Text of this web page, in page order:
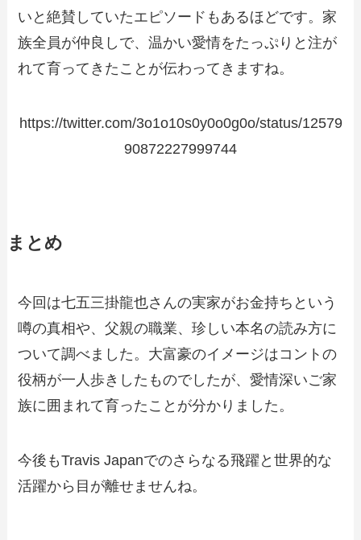
いと絶賛していたエピソードもあるほどです。家
族全員が仲良しで、温かい愛情をたっぷりと注が
れて育ってきたことが伝わってきますね。
https://twitter.com/3o1o10s0y0o0g0o/status/12579
90872227999744
まとめ
今回は七五三掛龍也さんの実家がお金持ちという
噂の真相や、父親の職業、珍しい本名の読み方に
ついて調べました。大富豪のイメージはコントの
役柄が一人歩きしたものでしたが、愛情深いご家
族に囲まれて育ったことが分かりました。
今後もTravis Japanでのさらなる飛躍と世界的な
活躍から目が離せませんね。